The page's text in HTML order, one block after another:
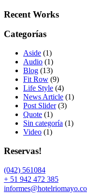
Recent Works
Categorías
Aside (1)
Audio (1)
Blog (13)
Fit Row (9)
Life Style (4)
News Article (1)
Post Slider(3)
Quote (1)
Sin categoría (1)
Video (1)
Reservas!
(042) 561084
+ 51 942 472 385